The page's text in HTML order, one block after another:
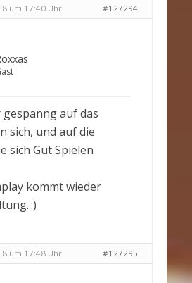
um 17:40 Uhr #127294
auf das
sich, und auf die
sich Gut Spielen
kommt wieder
um 17:48 Uhr #127295